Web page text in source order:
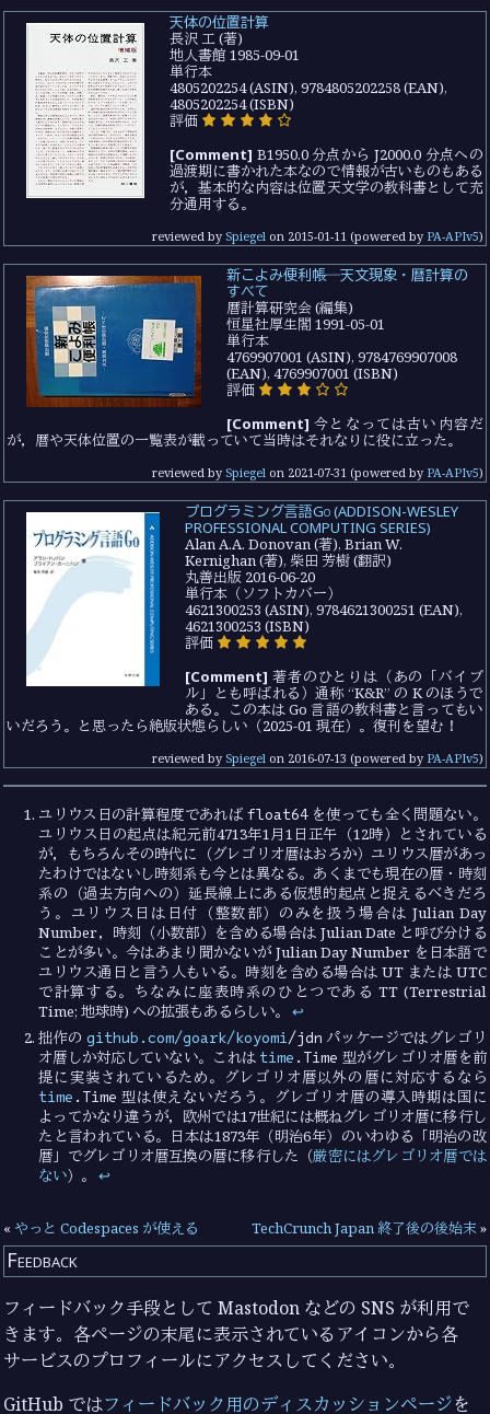
天体の位置計算
長沢 工 (著)
地人書館 1985-09-01
単行本
4805202254 (ASIN), 9784805202258 (EAN),
4805202254 (ISBN)
評価
[Comment] B1950.0 分点から J2000.0 分点への
過渡期に書かれた本なので情報が古いものもある
が，基本的な内容は位置天文学の教科書として充
分通用する。
reviewed by Spiegel on 2015-01-11 (powered by PA-APIv5)
新こよみ便利帳―天文現象・暦計算の
すべて
暦計算研究会 (編集)
恒星社厚生閣 1991-05-01
単行本
4769907001 (ASIN), 9784769907008
(EAN), 4769907001 (ISBN)
評価
[Comment] 今となっては古い内容だ
が，暦や天体位置の一覧表が載っていて当時はそれなりに役に立った。
reviewed by Spiegel on 2021-07-31 (powered by PA-APIv5)
プログラミング言語Go (ADDISON-WESLEY
PROFESSIONAL COMPUTING SERIES)
Alan A.A. Donovan (著), Brian W.
Kernighan (著), 柴田 芳樹 (翻訳)
丸善出版 2016-06-20
単行本（ソフトカバー）
4621300253 (ASIN), 9784621300251 (EAN),
4621300253 (ISBN)
評価
[Comment] 著者のひとりは（あの「バイブ
ル」とも呼ばれる）通称 “K&R” の K のほうで
ある。この本は Go 言語の教科書と言ってもい
いだろう。と思ったら絶版状態らしい（2025-01 現在）。復刊を望む！
reviewed by Spiegel on 2016-07-13 (powered by PA-APIv5)
ユリウス日の計算程度であれば float64を使っても全く問題ない。
ユリウス日の起点は紀元前4713年1月1日正午（12時）とされている
が，もちろんその時代に（グレゴリオ暦はおろか）ユリウス暦があっ
たわけではないし時刻系も今とは異なる。あくまでも現在の暦・時刻
系の（過去方向への）延長線上にある仮想的起点と捉えるべきだろ
う。ユリウス日は日付（整数部）のみを扱う場合は Julian Day
Number，時刻（小数部）を含める場合は Julian Date と呼び分ける
ことが多い。今はあまり聞かないが Julian Day Number を日本語で
ユリウス通日と言う人もいる。時刻を含める場合は UT または UTC
で計算する。ちなみに座表時系のひとつである TT (Terrestrial
Time; 地球時) への拡張もあるらしい。↩︎
拙作の github.com/goark/koyomi/jdn パッケージではグレゴリ
オ暦しか対応していない。これは time .Time 型がグレゴリオ暦を前
提に実装されているため。グレゴリオ暦以外の暦に対応するなら
time .Time 型は使えないだろう。グレゴリオ暦の導入時期は国に
よってかなり違うが，欧州では17世紀には概ねグレゴリオ暦に移行し
たと言われている。日本は1873年（明治6年）のいわゆる「明治の改
暦」でグレゴリオ暦互換の暦に移行した（厳密にはグレゴリオ暦では
ない）。↩︎
« やっと Codespaces が使える TechCrunch Japan 終了後の後始末»
Feedback
フィードバック手段として Mastodon などの SNS が利用で
きます。各ページの末尾に表示されているアイコンから各
サービスのプロフィールにアクセスしてください。
GitHub ではフィードバック用のディスカッションページを